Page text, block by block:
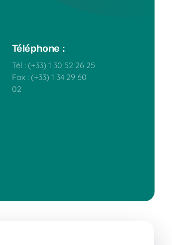
Téléphone :
Tél : (+33) 1 30 52 26 25
Fax : (+33) 1 34 29 60
02